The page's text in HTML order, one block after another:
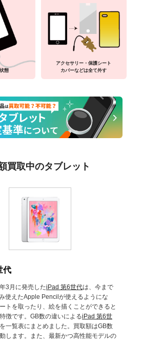
態
アクセサリー・保護シート
カバーなどは全て外す
買取中のタブレット
代
3月に発売したiPad 第6世代は、今まで
使えたApple Pencilが使えるようにな
トを取ったり、絵を描くことができると
徴です。GB数の違いによるiPad 第6世
一覧表にまとめました。買取額はGB数
します。また、最新かつ高性能モデルの